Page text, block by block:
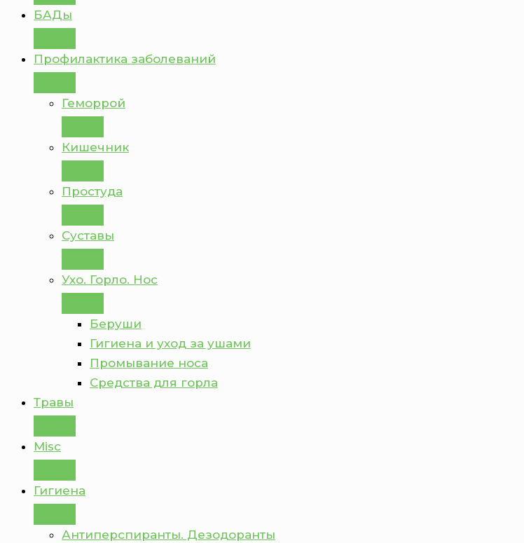
БАДы
Профилактика заболеваний
Геморрой
Кишечник
Простуда
Суставы
Ухо. Горло. Нос
Беруши
Гигиена и уход за ушами
Промывание носа
Средства для горла
Травы
Misc
Гигиена
Антиперспиранты. Дезодоранты